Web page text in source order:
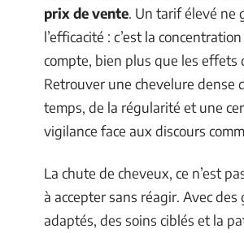
prix de vente. Un tarif élevé ne
l’efficacité : c’est la
compte, bien plus que les effets
Retrouver une chevelure dense
temps, de la régularité et une
vigilance face aux discours
La chute de cheveux, ce n’est
à accepter sans réagir. Avec des
adaptés, des soins ciblés et la